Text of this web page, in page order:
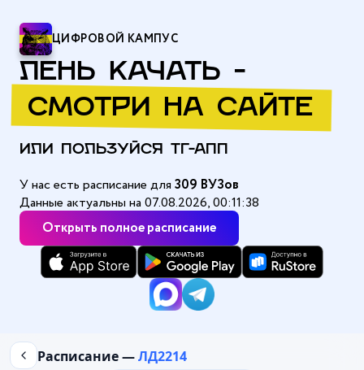
ЦИФРОВОЙ КАМПУС
ЛЕНЬ КАЧАТЬ -
СМОТРИ НА САЙТЕ
ИЛИ ПОЛЬЗУЙСЯ ТГ-АПП
Открыть полное расписание
У нас есть расписание для 309 ВУЗов
Данные актуальны на 07.08.2026, 00:11:38
Главная
Расписание —ЛД2214